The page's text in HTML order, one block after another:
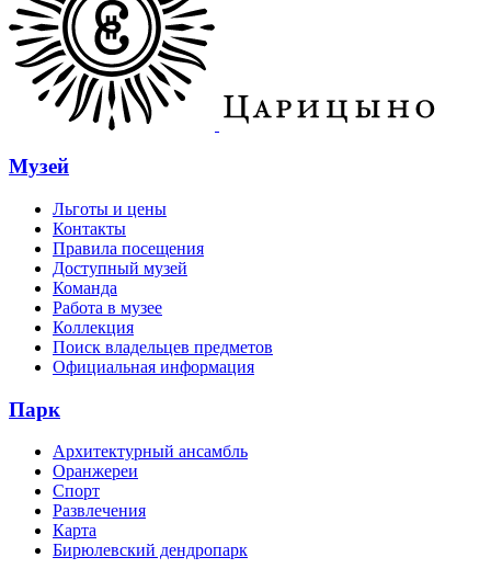
Музей
Льготы и цены
Контакты
Правила посещения
Доступный музей
Команда
Работа в музее
Коллекция
Поиск владельцев предметов
Официальная информация
Парк
Архитектурный ансамбль
Оранжереи
Спорт
Развлечения
Карта
Бирюлевский дендропарк